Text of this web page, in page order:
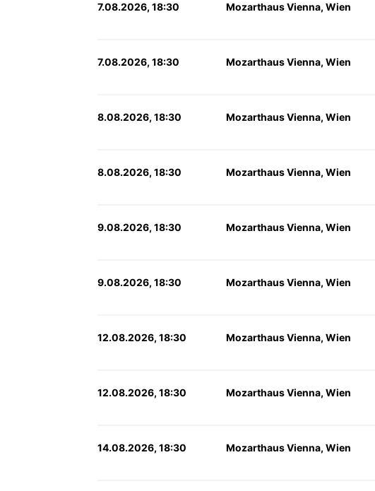
7.08.2026, 18:30 Mozarthaus Vienna, Wien
7.08.2026, 18:30 Mozarthaus Vienna, Wien
8.08.2026, 18:30 Mozarthaus Vienna, Wien
8.08.2026, 18:30 Mozarthaus Vienna, Wien
9.08.2026, 18:30 Mozarthaus Vienna, Wien
9.08.2026, 18:30 Mozarthaus Vienna, Wien
12.08.2026, 18:30 Mozarthaus Vienna, Wien
12.08.2026, 18:30 Mozarthaus Vienna, Wien
14.08.2026, 18:30 Mozarthaus Vienna, Wien